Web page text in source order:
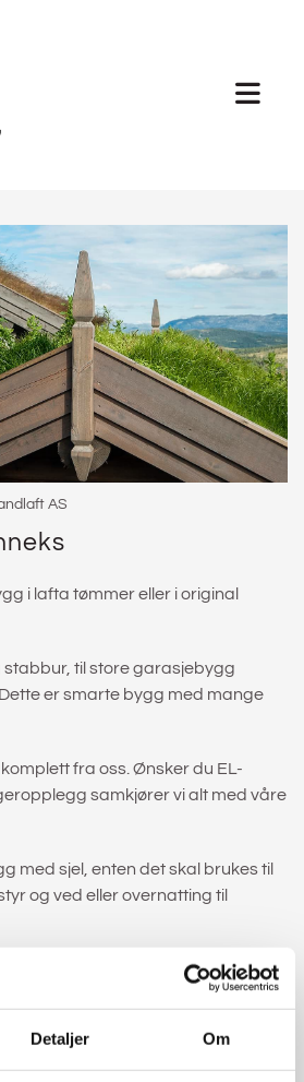
Detaljer Om
AS
i lafta tømmer eller i original
til store garasjebygg
er smarte bygg med mange
fra oss. Ønsker du EL-
samkjører vi alt med våre
med sjel, enten det skal brukes til
og ved eller overnatting til